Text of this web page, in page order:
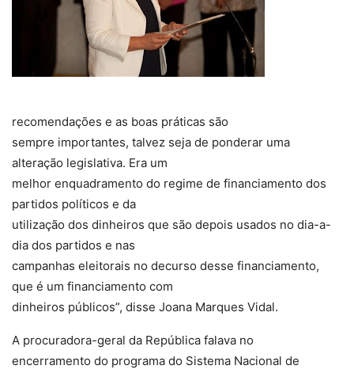
recomendações e as boas práticas são
sempre importantes, talvez seja de ponderar uma
alteração legislativa. Era um
melhor enquadramento do regime de financiamento dos
partidos políticos e da
utilização dos dinheiros que são depois usados no dia-a-
dia dos partidos e nas
campanhas eleitorais no decurso desse financiamento,
que é um financiamento com
dinheiros públicos”, disse Joana Marques Vidal.
A procuradora-geral da República falava no
encerramento do programa do Sistema Nacional de